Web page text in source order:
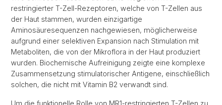
restringierter T-Zell-Rezeptoren, welche von T-Zellen aus
der Haut stammen, wurden einzigartige
Aminosäuresequenzen nachgewiesen, möglicherweise
aufgrund einer selektiven Expansion nach Stimulation mit
Metaboliten, die von der Mikroflora in der Haut produziert
wurden. Biochemische Aufreinigung zeigte eine komplexe
Zusammensetzung stimulatorischer Antigene, einschließlich
solchen, die nicht mit Vitamin B2 verwandt sind.
Um die funktionelle Rolle von MR1-restringierten T-Zellen zu